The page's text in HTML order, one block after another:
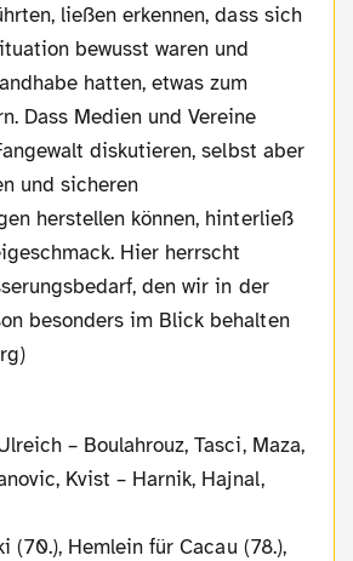
ließen erkennen, dass sich
bewusst waren und
hatten, etwas zum
Dass Medien und Vereine
diskutieren, selbst aber
und sicheren
herstellen können, hinterließ
Hier herrscht
den wir in der
besonders im Blick behalten
– Boulahrouz, Tasci, Maza,
Kvist – Harnik, Hajnal,
(70.), Hemlein für Cacau (78.),